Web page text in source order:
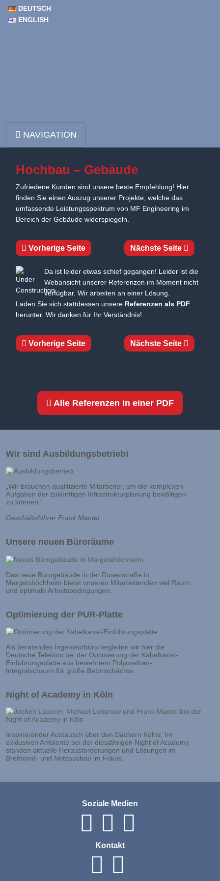
DEUTSCH
ENGLISH
Hauptnavigation
NAVIGATION
Hochbau – Gebäude
Zufriedene Kunden sind unsere beste Empfehlung! Hier
finden Sie einen Auszug unserer Projekte, welche das
umfassende Leistungsspektrum von MF Engineering im
Bereich der Gebäude widerspiegeln.
Vorherige Seite Nächste Seite
Da ist leider etwas schief gegangen! Leider ist die
Webansicht unserer Referenzen im Moment nicht
verfügbar. Wir arbeiten an einer Lösung.
Laden Sie sich stattdessen unsere Referenzen als PDF
herunter. Wir danken für Ihr Verständnis!
Vorherige Seite Nächste Seite
Alle Referenzen in einer PDF
Wir sind Ausbildungsbetrieb!
„Wir brauchen qualifizierte Mitarbeiter, um die komplexen
Aufgaben der zukünftigen Infrastrukturplanung bewältigen
zu können.“
Geschäftsführer Frank Mantel
Unsere neuen Büroräume
Das neue Bürogebäude in der Rosenstraße in
Margetshöchheim bietet unseren Mitarbeitenden viel Raum
und optimale Arbeitsbedingungen.
Optimierung der PUR-Platte
Als beratendes Ingenieurbüro begleiten wir hier die
Deutsche Telekom bei der Optimierung der Kabelkanal-
Einführungsplatte aus bewehrtem Polyurethan-
Integralschaum für große Betonschächte.
Night of Academy in Köln
Inspirierender Austausch über den Dächern Kölns: Im
exklusiven Ambiente bei der diesjährigen Night of Academy
standen aktuelle Herausforderungen und Lösungen im
Breitband- und Netzausbau im Fokus.
Soziale Medien
Kontakt